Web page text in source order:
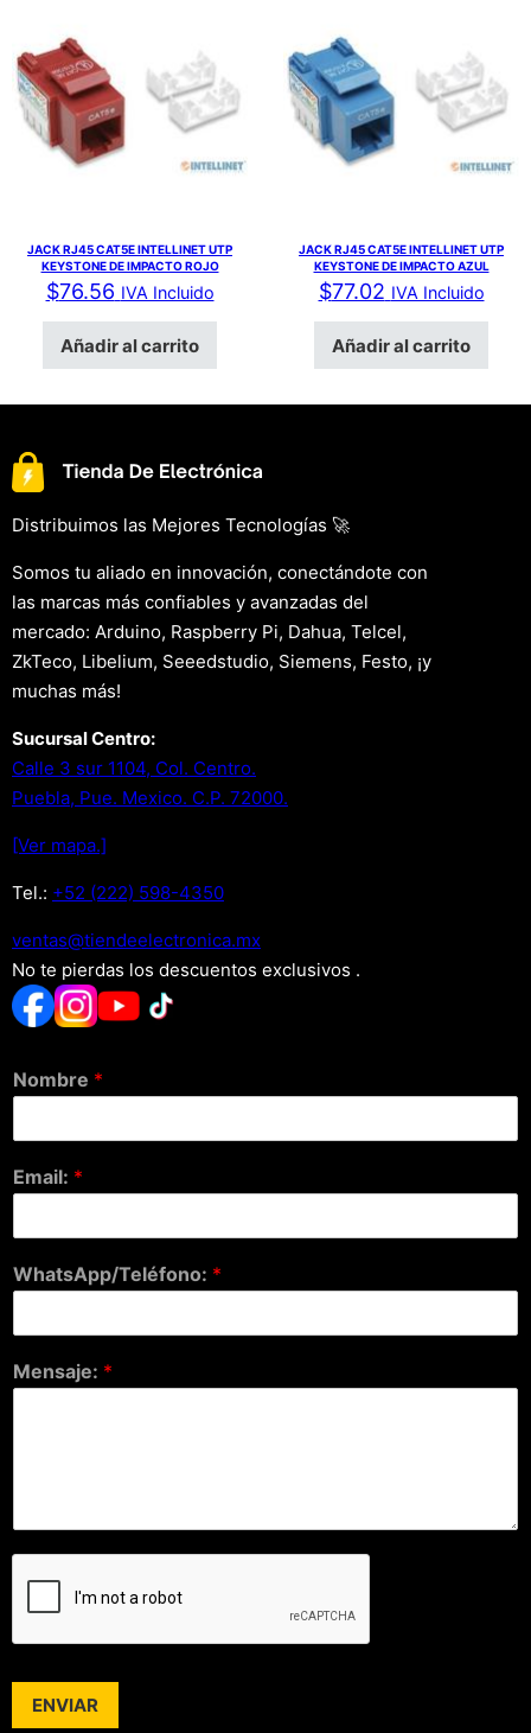
JACK RJ45 CAT5E INTELLINET UTP
KEYSTONE DE IMPACTO ROJO
$76.56 IVA Incluido
Añadir al carrito
JACK RJ45 CAT5E INTELLINET UTP
KEYSTONE DE IMPACTO AZUL
$77.02 IVA Incluido
Añadir al carrito
Distribuimos las Mejores Tecnologías 🚀
Somos tu aliado en innovación, conectándote con
las marcas más confiables y avanzadas del
mercado: Arduino, Raspberry Pi, Dahua, Telcel,
ZkTeco, Libelium, Seeedstudio, Siemens, Festo, ¡y
muchas más!
Sucursal Centro:
Calle 3 sur 1104, Col. Centro.
Puebla, Pue. Mexico. C.P. 72000.
[Ver mapa.]
Tel.: +52 (222) 598-4350
xm.acinortceleedneit@satnev
No te pierdas los descuentos exclusivos .
Nombre *
Email: *
WhatsApp/Teléfono: *
Mensaje: *
ENVIAR